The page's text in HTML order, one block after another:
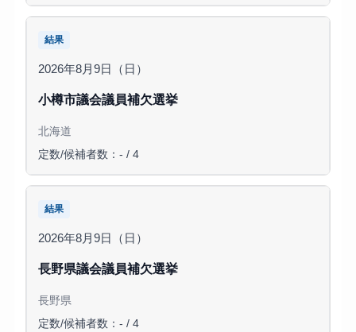
結果
2026年8月9日（日）
小樽市議会議員補欠選挙
北海道
定数/候補者数：- / 4
結果
2026年8月9日（日）
長野県議会議員補欠選挙
長野県
定数/候補者数：- / 4